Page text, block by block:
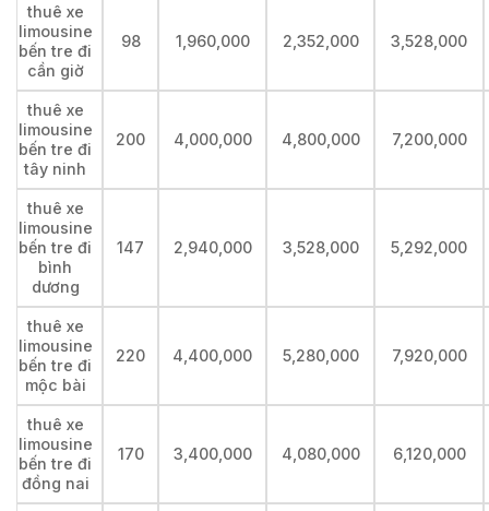
thuê xe
limousine
bến tre đi
cần giờ
98 1,960,000 2,352,000 3,528,000
thuê xe
limousine
bến tre đi
tây ninh
200 4,000,000 4,800,000 7,200,000
thuê xe
limousine
bến tre đi
bình
dương
147 2,940,000 3,528,000 5,292,000
thuê xe
limousine
bến tre đi
mộc bài
220 4,400,000 5,280,000 7,920,000
thuê xe
limousine
bến tre đi
đồng nai
170 3,400,000 4,080,000 6,120,000